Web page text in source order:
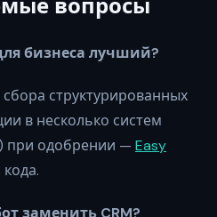
вопросы
бизнеса лучший?
структурированных
в несколько систем
при одобрении — Easy
заменить CRM?